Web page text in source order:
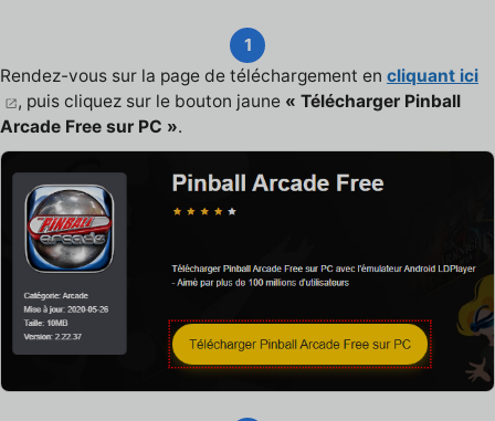
1
Rendez-vous sur la page de téléchargement en cliquant ici
, puis cliquez sur le bouton jaune « Télécharger Pinball
Arcade Free sur PC ».